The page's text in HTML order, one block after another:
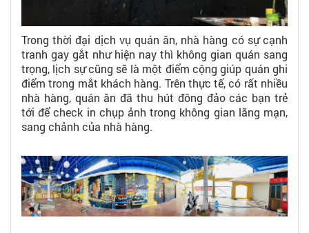
Trong thời đại dịch vụ quán ăn, nhà hàng có sự cạnh
tranh gay gắt như hiện nay thì không gian quán sang
trọng, lịch sự cũng sẽ là một điểm cộng giúp quán ghi
điểm trong mắt khách hàng. Trên thực tế, có rất nhiều
nhà hàng, quán ăn đã thu hút đông đảo các bạn trẻ
tới để check in chụp ảnh trong không gian lãng mạn,
sang chảnh của nhà hàng.